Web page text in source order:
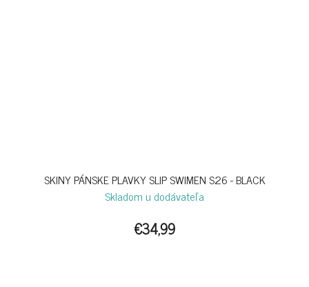
SKINY PÁNSKE PLAVKY SLIP SWIMEN S26 - BLACK
Skladom u dodávateľa
€34,99